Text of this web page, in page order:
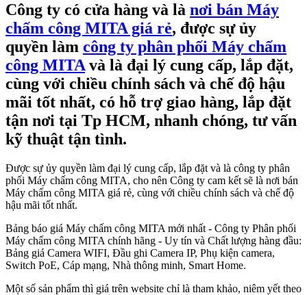
Công ty có cửa hàng và là nơi bán Máy
chấm công MITA giá rẻ, được sự ủy
quyền làm công ty phân phối Máy chấm
công MITAvà là đại lý cung cấp, lắp đặt,
cùng với chiều chính sách và chế độ hậu
mãi tốt nhất, có hỗ trợ giao hàng, lắp đặt
tận nơi tại Tp HCM, nhanh chóng, tư vấn
kỹ thuật tận tình.
Được sự ủy quyền làm đại lý cung cấp, lắp đặt và là công ty phân
phối Máy chấm công MITA, cho nên Công ty cam kết sẽ là nơi bán
Máy chấm công MITA giá rẻ, cùng với chiều chính sách và chế độ
hậu mãi tốt nhất.
Bảng báo giá Máy chấm công MITA mới nhất - Công ty Phân phối
Máy chấm công MITA chính hãng - Uy tín và Chất lượng hàng đầu:
Bảng giá Camera WIFI, Đầu ghi Camera IP, Phụ kiện camera,
Switch PoE, Cáp mạng, Nhà thông minh, Smart Home.
Một số sản phẩm thì giá trên website chỉ là tham khảo, niêm yết theo